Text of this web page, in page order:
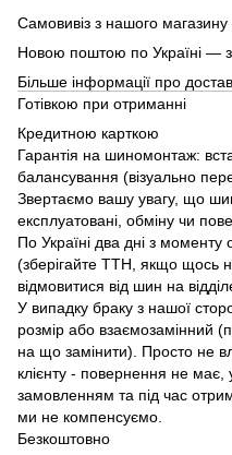
Самовивіз з нашого
Новою поштою по Україні —
Більше інформації про
Готівкою при отриманні
Кредитною карткою
Гарантія на шиномонтаж:
балансування (візуально
Звертаємо вашу увагу, що
експлуатовані, обміну чи
По Україні два дні з
(зберігайте ТТН, якщо щось
відмовитися від шин на
У випадку браку з нашої
розмір або взаємозамінний
на що замінити). Просто не
клієнту - повернення не
замовленням та під час
ми не компенсуємо.
Безкоштовно